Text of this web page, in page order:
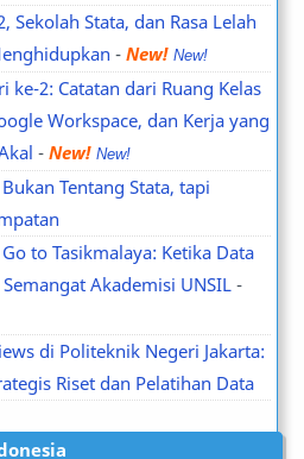
Sekolah Stata, dan Rasa Lelah
-New!
ke-2: Catatan dari Ruang Kelas
Workspace, dan Kerja yang
-New!
Tentang Stata, tapi
to Tasikmalaya: Ketika Data
Akademisi UNSIL -
di Politeknik Negeri Jakarta:
Riset dan Pelatihan Data